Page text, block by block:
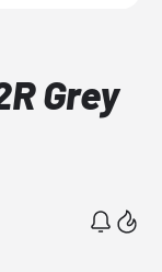
Grey